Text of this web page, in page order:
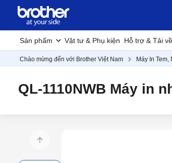
Sản phẩm Vật tư & Phụ kiện Hỗ trợ & Tải về
Chào mừng đến với Brother Việt Nam Máy In Tem,
QL-1110NWB Máy in